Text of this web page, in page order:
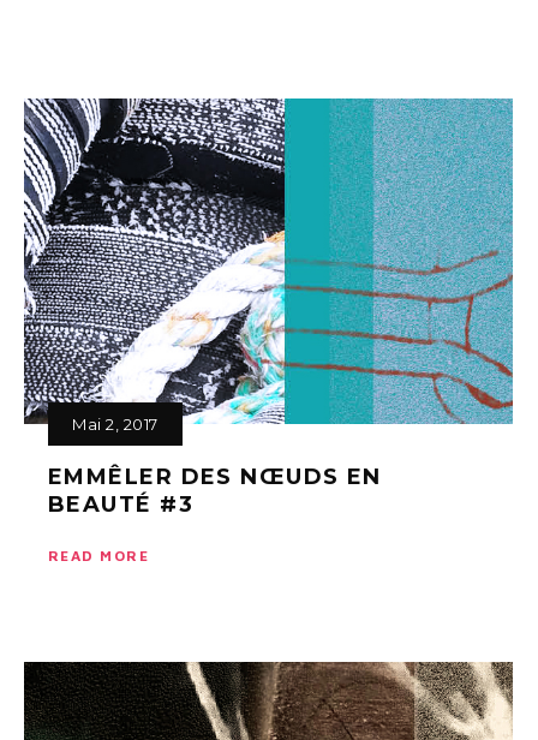
Mai 2, 2017
EMMÊLER DES NŒUDS EN
BEAUTÉ #3
READ MORE